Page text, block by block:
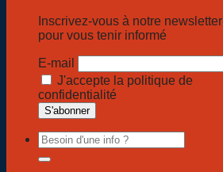
Inscrivez-vous à notre newsletter
pour vous tenir informé
E-mail
J'accepte la politique de
confidentialité